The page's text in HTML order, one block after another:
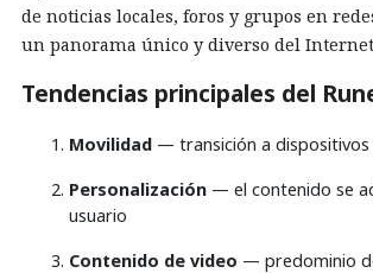
de noticias locales, foros y grupos en
un panorama único y diverso del
Tendencias principales del
Movilidad — transición a dispositivos
Personalización — el contenido se
usuario
Contenido de video — predominio